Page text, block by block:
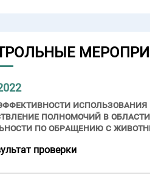
полномочий в
по обращению с
проверки